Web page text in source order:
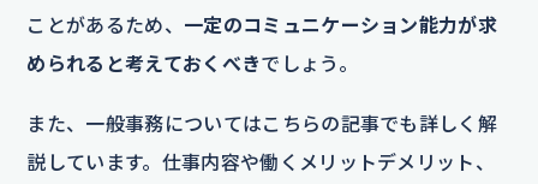
ことがあるため、 一定のコミュニケーション能力が求
められると考えておくべきでしょう。
また、一般事務についてはこちらの記事でも詳しく解
説しています。仕事内容や働くメリットデメリット、